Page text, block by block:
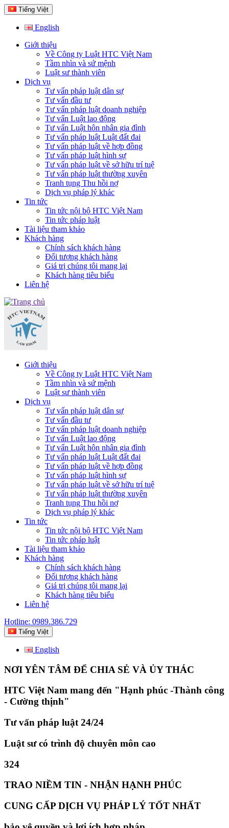
Tiếng Việt
English
Giới thiệu
Về Công ty Luật HTC Việt Nam
Tầm nhìn và sứ mệnh
Luật sư thành viên
Dịch vụ
Tư vấn pháp luật dân sự
Tư vấn đầu tư
Tư vấn pháp luật doanh nghiệp
Tư vấn Luật lao động
Tư vấn Luật hôn nhân gia đình
Tư vấn pháp luật Luật đất đai
Tư vấn pháp luật về hợp đồng
Tư vấn pháp luật hình sự
Tư vấn pháp luật về sở hữu trí tuệ
Tư vấn pháp luật thường xuyên
Tranh tụng Thu hồi nợ
Dịch vụ pháp lý khác
Tin tức
Tin tức nội bộ HTC Việt Nam
Tin tức pháp luật
Tài liệu tham khảo
Khách hàng
Chính sách khách hàng
Đối tượng khách hàng
Giá trị chúng tôi mang lại
Khách hàng tiêu biểu
Liên hệ
Giới thiệu
Về Công ty Luật HTC Việt Nam
Tầm nhìn và sứ mệnh
Luật sư thành viên
Dịch vụ
Tư vấn pháp luật dân sự
Tư vấn đầu tư
Tư vấn pháp luật doanh nghiệp
Tư vấn Luật lao động
Tư vấn Luật hôn nhân gia đình
Tư vấn pháp luật Luật đất đai
Tư vấn pháp luật về hợp đồng
Tư vấn pháp luật hình sự
Tư vấn pháp luật về sở hữu trí tuệ
Tư vấn pháp luật thường xuyên
Tranh tụng Thu hồi nợ
Dịch vụ pháp lý khác
Tin tức
Tin tức nội bộ HTC Việt Nam
Tin tức pháp luật
Tài liệu tham khảo
Khách hàng
Chính sách khách hàng
Đối tượng khách hàng
Giá trị chúng tôi mang lại
Khách hàng tiêu biểu
Liên hệ
Hotline: 0989.386.729
Tiếng Việt
English
NƠI YÊN TÂM ĐỂ CHIA SẺ VÀ ỦY THÁC
HTC Việt Nam mang đến "Hạnh phúc -Thành công
- Cường thịnh"
Tư vấn pháp luật 24/24
Luật sư có trình độ chuyên môn cao
324
TRAO NIỀM TIN - NHẬN HẠNH PHÚC
CUNG CẤP DỊCH VỤ PHÁP LÝ TỐT NHẤT